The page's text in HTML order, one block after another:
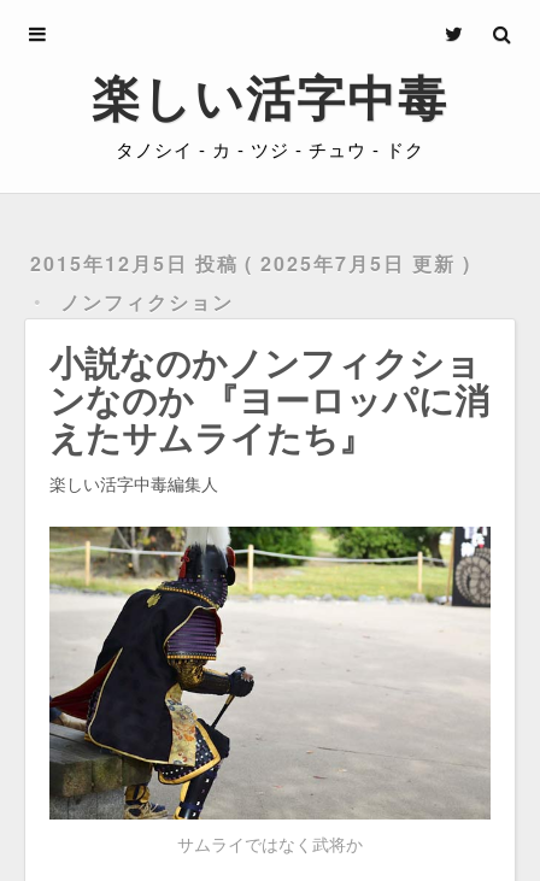
楽しい活字中毒
タノシイ - カ - ツジ - チュウ - ドク
2015年12月5日 投稿
2025年7月5日 更新
ノンフィクション
小説なのかノンフィクショ
ンなのか 『ヨーロッパに消
えたサムライたち』
楽しい活字中毒編集人
サムライではなく武将か
Archives